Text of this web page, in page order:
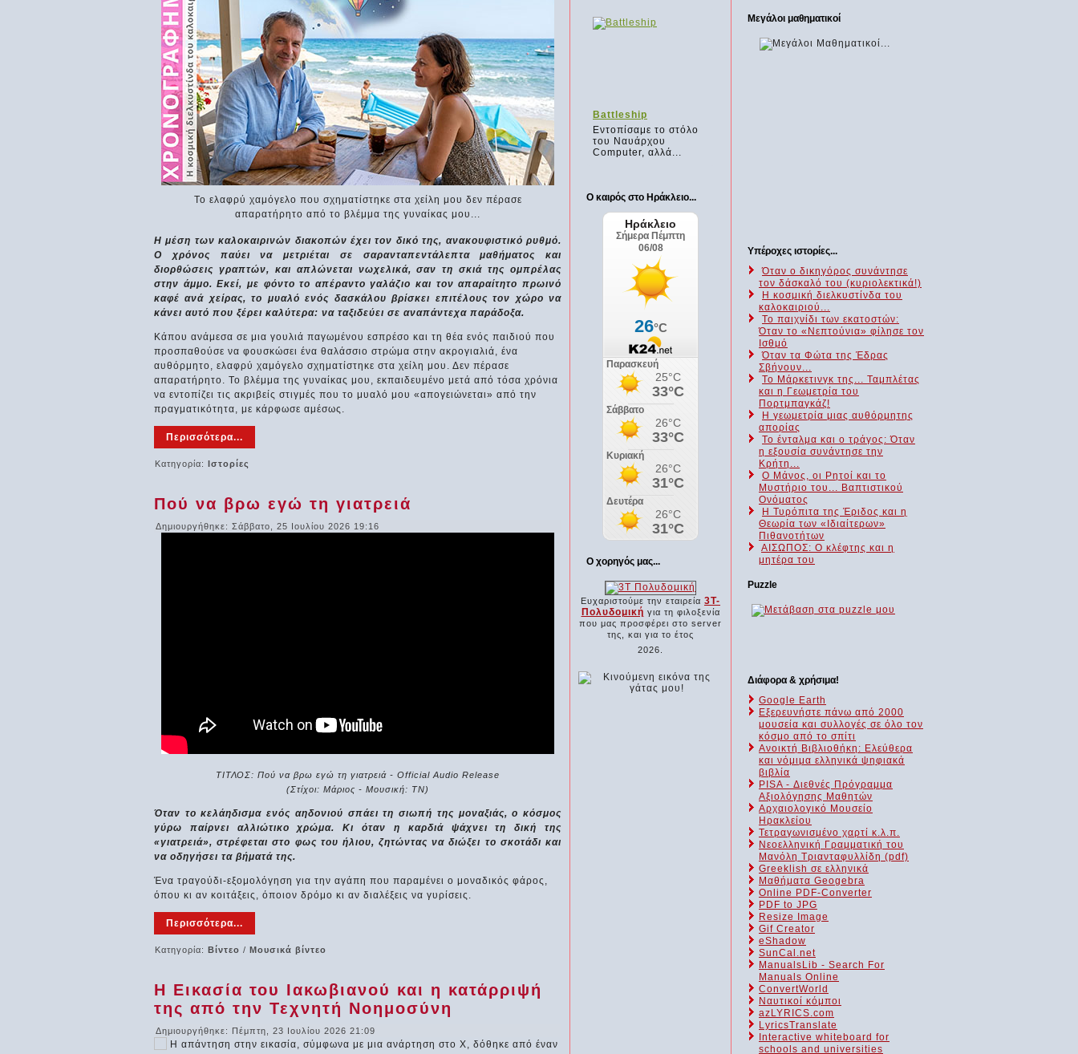
Το ελαφρύ χαμόγελο που σχηματίστηκε στα χείλη μου δεν πέρασε
απαρατήρητο από το βλέμμα της γυναίκας μου...
Η μέση των καλοκαιρινών διακοπών έχει τον δικό της, ανακουφιστικό ρυθμό.
Ο χρόνος παύει να μετριέται σε σαρανταπεντάλεπτα μαθήματος και
διορθώσεις γραπτών, και απλώνεται νωχελικά, σαν τη σκιά της ομπρέλας
στην άμμο. Εκεί, με φόντο το απέραντο γαλάζιο και τον απαραίτητο πρωινό
καφέ ανά χείρας, το μυαλό ενός δασκάλου βρίσκει επιτέλους τον χώρο να
κάνει αυτό που ξέρει καλύτερα: να ταξιδεύει σε αναπάντεχα παράδοξα.
Κάπου ανάμεσα σε μια γουλιά παγωμένου εσπρέσο και τη θέα ενός παιδιού που
προσπαθούσε να φουσκώσει ένα θαλάσσιο στρώμα στην ακρογιαλιά, ένα
αυθόρμητο, ελαφρύ χαμόγελο σχηματίστηκε στα χείλη μου. Δεν πέρασε
απαρατήρητο. Το βλέμμα της γυναίκας μου, εκπαιδευμένο μετά από τόσα χρόνια
να εντοπίζει τις ακριβείς στιγμές που το μυαλό μου «απογειώνεται» από την
πραγματικότητα, με κάρφωσε αμέσως.
Περισσότερα...
Κατηγορία: Ιστορίες
Πού να βρω εγώ τη γιατρειά
Δημιουργήθηκε: Σάββατο, 25 Ιουλίου 2026 19:16
ΤΙΤΛΟΣ: Πού να βρω εγώ τη γιατρειά - Official Audio Release
(Στίχοι: Μάριος - Μουσική: ΤΝ)
Όταν το κελάηδισμα ενός αηδονιού σπάει τη σιωπή της μοναξιάς, ο κόσμος
γύρω παίρνει αλλιώτικο χρώμα. Κι όταν η καρδιά ψάχνει τη δική της
«γιατρειά», στρέφεται στο φως του ήλιου, ζητώντας να διώξει το σκοτάδι και
να οδηγήσει τα βήματά της.
Ένα τραγούδι-εξομολόγηση για την αγάπη που παραμένει ο μοναδικός φάρος,
όπου κι αν κοιτάξεις, όποιον δρόμο κι αν διαλέξεις να γυρίσεις.
Περισσότερα...
Κατηγορία: Βίντεο / Μουσικά βίντεο
Η Εικασία του Ιακωβιανού και η κατάρριψή
της από την Τεχνητή Νοημοσύνη
Δημιουργήθηκε: Πέμπτη, 23 Ιουλίου 2026 21:09
Battleship
Εντοπίσαμε το στόλο
του Ναυάρχου
Computer, αλλά...
Draw a Stickman
Ενα μικρό παιχνιδάκι
όπου ο παίκτης
καλείται να...
Τρίλιζα
Πέξτε τρίλιζα...
Οι πύργοι του ΑΝΟΪ
Φτιάξτε ξανά τον ίδιο
πύργο, αλλά δίπλα...
Ο καιρός στο Ηράκλειο...
Ο χορηγός μας...
Ευχαριστούμε την εταιρεία 3Τ-
Πολυδομική για τη φιλοξενία
που μας προσφέρει στο server
της, και για το έτος
2026.
Μεγάλοι μαθηματικοί
Υπέροχες ιστορίες...
Όταν ο δικηγόρος συνάντησε
τον δάσκαλό του (κυριολεκτικά!)
Η κοσμική διελκυστίνδα του
καλοκαιριού...
Το παιχνίδι των εκατοστών:
Όταν το «Νεπτούνια» φίλησε τον
Ισθμό
Όταν τα Φώτα της Έδρας
Σβήνουν...
Το Μάρκετινγκ της... Ταμπλέτας
και η Γεωμετρία του
Πορτμπαγκάζ!
Η γεωμετρία μιας αυθόρμητης
απορίας
Το ένταλμα και ο τράγος: Όταν
η εξουσία συνάντησε την
Κρήτη...
Ο Μάνος, οι Ρητοί και το
Μυστήριο του... Βαπτιστικού
Ονόματος
Η Τυρόπιτα της Έριδος και η
Θεωρία των «Ιδιαίτερων»
Πιθανοτήτων
ΑΙΣΩΠΟΣ: Ο κλέφτης και η
μητέρα του
Puzzle
Διάφορα & χρήσιμα!
Google Earth
Εξερευνήστε πάνω από 2000
μουσεία και συλλογές σε όλο τον
κόσμο από το σπίτι
Ανοικτή Βιβλιοθήκη: Ελεύθερα
και νόμιμα ελληνικά ψηφιακά
βιβλία
PISA - Διεθνές Πρόγραμμα
Αξιολόγησης Μαθητών
Αρχαιολογικό Μουσείο
Ηρακλείου
Τετραγωνισμένο χαρτί κ.λ.π.
Νεοελληνική Γραμματική του
Μανόλη Τριανταφυλλίδη (pdf)
Greeklish σε ελληνικά
Μαθήματα Geogebra
Online PDF-Converter
PDF to JPG
Resize Image
Gif Creator
eShadow
SunCal.net
ManualsLib - Search For
Manuals Online
ConvertWorld
Ναυτικοί κόμποι
azLYRICS.com
LyricsTranslate
Interactive whiteboard for
schools and universities